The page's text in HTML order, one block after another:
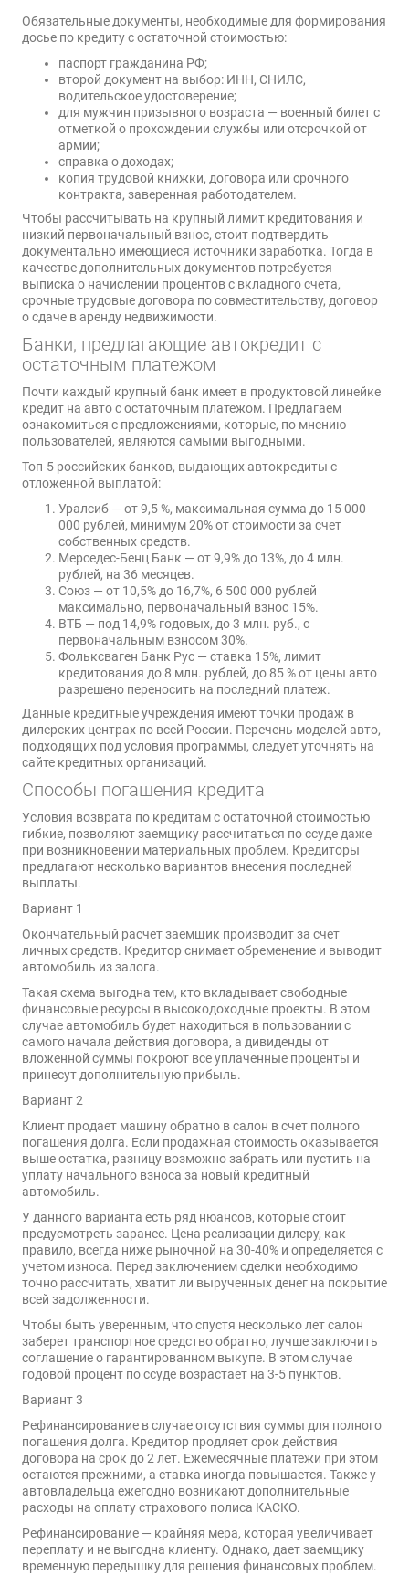
Обязательные документы, необходимые для формирования
досье по кредиту с остаточной стоимостью:
паспорт гражданина РФ;
второй документ на выбор: ИНН, СНИЛС,
водительское удостоверение;
для мужчин призывного возраста — военный билет с
отметкой о прохождении службы или отсрочкой от
армии;
справка о доходах;
копия трудовой книжки, договора или срочного
контракта, заверенная работодателем.
Чтобы рассчитывать на крупный лимит кредитования и
низкий первоначальный взнос, стоит подтвердить
документально имеющиеся источники заработка. Тогда в
качестве дополнительных документов потребуется
выписка о начислении процентов с вкладного счета,
срочные трудовые договора по совместительству, договор
о сдаче в аренду недвижимости.
Банки, предлагающие автокредит с
остаточным платежом
Почти каждый крупный банк имеет в продуктовой линейке
кредит на авто с остаточным платежом. Предлагаем
ознакомиться с предложениями, которые, по мнению
пользователей, являются самыми выгодными.
Топ-5 российских банков, выдающих автокредиты с
отложенной выплатой:
Уралсиб — от 9,5 %, максимальная сумма до 15 000
000 рублей, минимум 20% от стоимости за счет
собственных средств.
Мерседес-Бенц Банк — от 9,9% до 13%, до 4 млн.
рублей, на 36 месяцев.
Союз — от 10,5% до 16,7%, 6 500 000 рублей
максимально, первоначальный взнос 15%.
ВТБ — под 14,9% годовых, до 3 млн. руб., с
первоначальным взносом 30%.
Фольксваген Банк Рус — ставка 15%, лимит
кредитования до 8 млн. рублей, до 85 % от цены авто
разрешено переносить на последний платеж.
Данные кредитные учреждения имеют точки продаж в
дилерских центрах по всей России. Перечень моделей авто,
подходящих под условия программы, следует уточнять на
сайте кредитных организаций.
Способы погашения кредита
Условия возврата по кредитам с остаточной стоимостью
гибкие, позволяют заемщику рассчитаться по ссуде даже
при возникновении материальных проблем. Кредиторы
предлагают несколько вариантов внесения последней
выплаты.
Вариант 1
Окончательный расчет заемщик производит за счет
личных средств. Кредитор снимает обременение и выводит
автомобиль из залога.
Такая схема выгодна тем, кто вкладывает свободные
финансовые ресурсы в высокодоходные проекты. В этом
случае автомобиль будет находиться в пользовании с
самого начала действия договора, а дивиденды от
вложенной суммы покроют все уплаченные проценты и
принесут дополнительную прибыль.
Вариант 2
Клиент продает машину обратно в салон в счет полного
погашения долга. Если продажная стоимость оказывается
выше остатка, разницу возможно забрать или пустить на
уплату начального взноса за новый кредитный
автомобиль.
У данного варианта есть ряд нюансов, которые стоит
предусмотреть заранее. Цена реализации дилеру, как
правило, всегда ниже рыночной на 30-40% и определяется с
учетом износа. Перед заключением сделки необходимо
точно рассчитать, хватит ли вырученных денег на покрытие
всей задолженности.
Чтобы быть уверенным, что спустя несколько лет салон
заберет транспортное средство обратно, лучше заключить
соглашение о гарантированном выкупе. В этом случае
годовой процент по ссуде возрастает на 3-5 пунктов.
Вариант 3
Рефинансирование в случае отсутствия суммы для полного
погашения долга. Кредитор продляет срок действия
договора на срок до 2 лет. Ежемесячные платежи при этом
остаются прежними, а ставка иногда повышается. Также у
автовладельца ежегодно возникают дополнительные
расходы на оплату страхового полиса КАСКО.
Рефинансирование — крайняя мера, которая увеличивает
переплату и не выгодна клиенту. Однако, дает заемщику
временную передышку для решения финансовых проблем.